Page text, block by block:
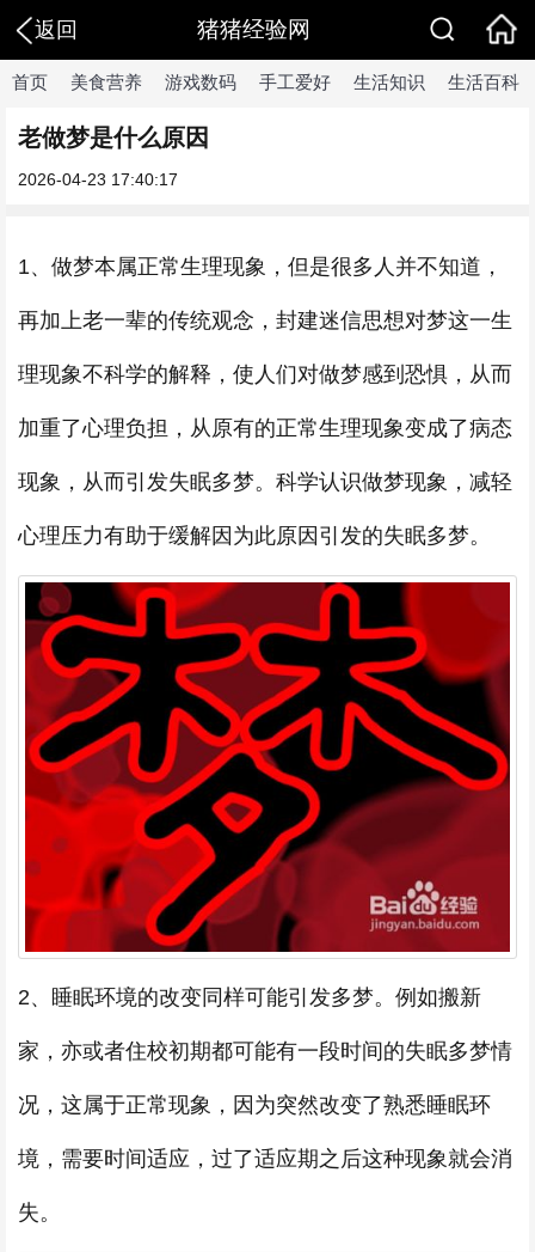
返回 猪猪经验网
首页 美食营养 游戏数码 手工爱好 生活知识 生活百科
老做梦是什么原因
2026-04-23 17:40:17
1、做梦本属正常生理现象，但是很多人并不知道，
再加上老一辈的传统观念，封建迷信思想对梦这一生
理现象不科学的解释，使人们对做梦感到恐惧，从而
加重了心理负担，从原有的正常生理现象变成了病态
现象，从而引发失眠多梦。科学认识做梦现象，减轻
心理压力有助于缓解因为此原因引发的失眠多梦。
2、睡眠环境的改变同样可能引发多梦。例如搬新
家，亦或者住校初期都可能有一段时间的失眠多梦情
况，这属于正常现象，因为突然改变了熟悉睡眠环
境，需要时间适应，过了适应期之后这种现象就会消
失。